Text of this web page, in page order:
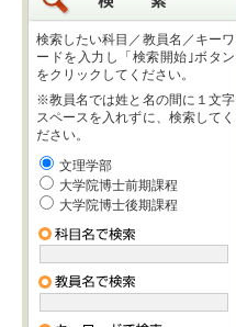
検索したい科目／教員名／キーワ
ードを入力し「検索開始｣ボタン
をクリックしてください。
※教員名では姓と名の間に１文字
スペースを入れずに、検索してく
ださい。
文理学部
大学院博士前期課程
大学院博士後期課程